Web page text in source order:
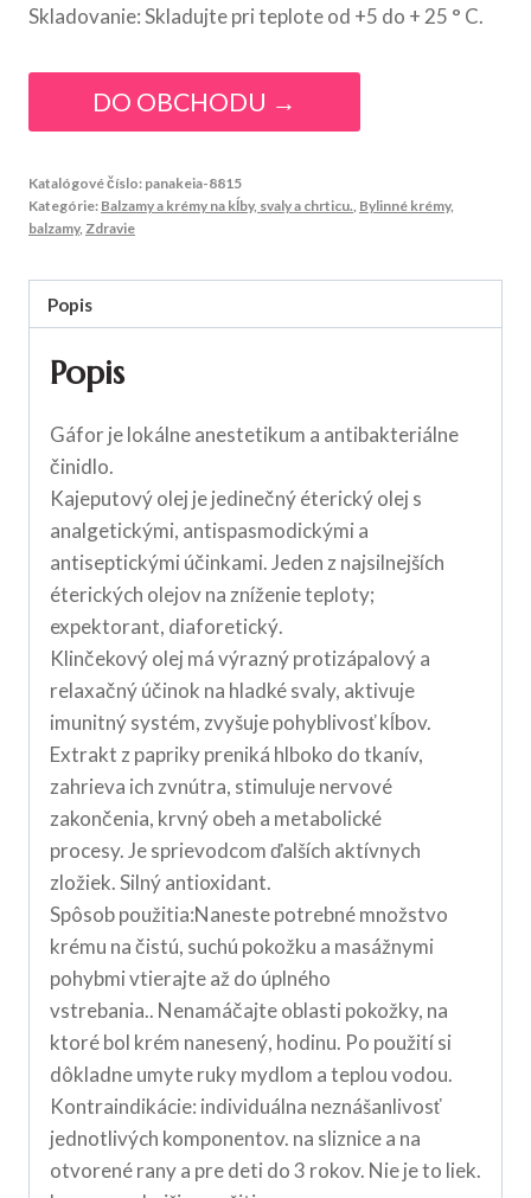
Skladovanie: Skladujte pri teplote od +5 do + 25 ° C.
DO OBCHODU →
Katalógové číslo: panakeia-8815
Kategórie: Balzamy a krémy na kĺby, svaly a chrticu. Bylinné krémy,
balzamy, Zdravie
Popis
Popis
Gáfor je lokálne anestetikum a antibakteriálne
činidlo.
Kajeputový olej je jedinečný éterický olej s
analgetickými, antispasmodickými a
antiseptickými účinkami. Jeden z najsilnejších
éterických olejov na zníženie teploty;
expektorant, diaforetický.
Klinčekový olej má výrazný protizápalový a
relaxačný účinok na hladké svaly, aktivuje
imunitný systém, zvyšuje pohyblivosť kĺbov.
Extrakt z papriky preniká hlboko do tkanív,
zahrieva ich zvnútra, stimuluje nervové
zakončenia, krvný obeh a metabolické
procesy. Je sprievodcom ďalších aktívnych
zložiek. Silný antioxidant.
Spôsob použitia:Naneste potrebné množstvo
krému na čistú, suchú pokožku a masážnymi
pohybmi vtierajte až do úplného
vstrebania.. Nenamáčajte oblasti pokožky, na
ktoré bol krém nanesený, hodinu. Po použití si
dôkladne umyte ruky mydlom a teplou vodou.
Kontraindikácie: individuálna neznášanlivosť
jednotlivých komponentov. na sliznice a na
otvorené rany a pre deti do 3 rokov. Nie je to liek.